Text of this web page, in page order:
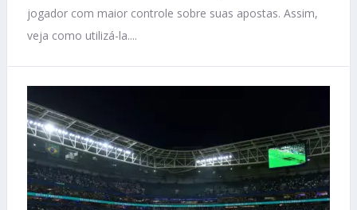
jogador com maior controle sobre suas apostas. Assim,
veja como utilizá-la....